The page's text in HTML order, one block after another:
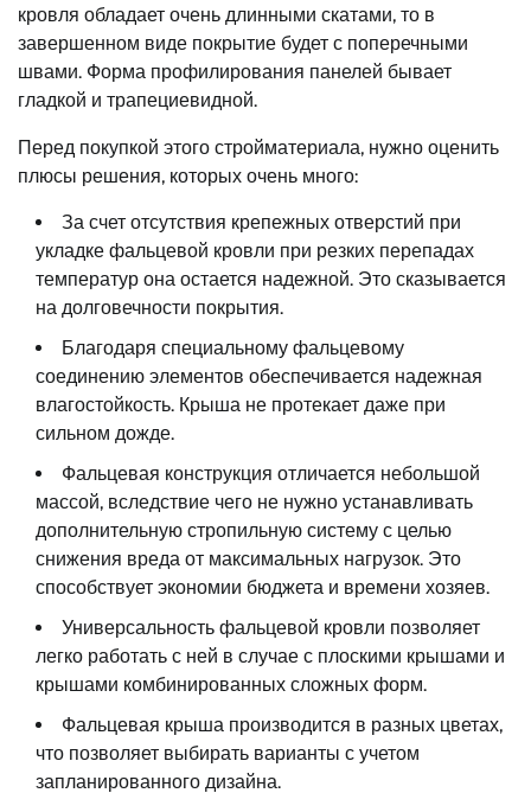
кровля обладает очень длинными скатами, то в
завершенном виде покрытие будет с поперечными
швами. Форма профилирования панелей бывает
гладкой и трапециевидной.
Перед покупкой этого стройматериала, нужно оценить
плюсы решения, которых очень много:
За счет отсутствия крепежных отверстий при
укладке фальцевой кровли при резких перепадах
температур она остается надежной. Это сказывается
на долговечности покрытия.
Благодаря специальному фальцевому
соединению элементов обеспечивается надежная
влагостойкость. Крыша не протекает даже при
сильном дожде.
Фальцевая конструкция отличается небольшой
массой, вследствие чего не нужно устанавливать
дополнительную стропильную систему с целью
снижения вреда от максимальных нагрузок. Это
способствует экономии бюджета и времени хозяев.
Универсальность фальцевой кровли позволяет
легко работать с ней в случае с плоскими крышами и
крышами комбинированных сложных форм.
Фальцевая крыша производится в разных цветах,
что позволяет выбирать варианты с учетом
запланированного дизайна.